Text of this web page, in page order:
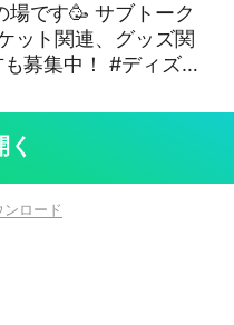
です🥳 サブトーク
！ #ディズ
く
ロード